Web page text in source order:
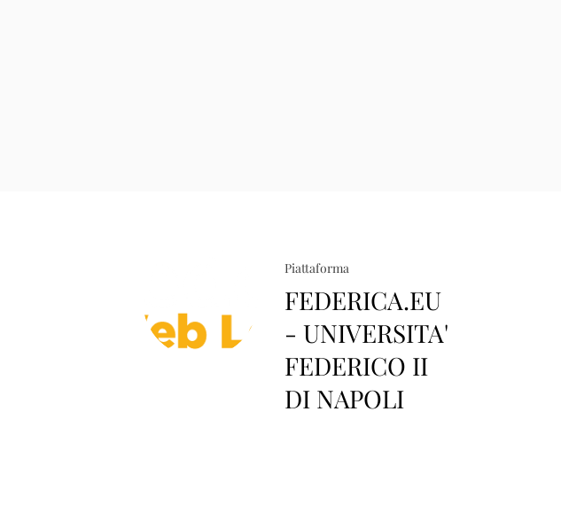
Piattaforma
FEDERICA.EU
- UNIVERSITA'
FEDERICO II
DI NAPOLI